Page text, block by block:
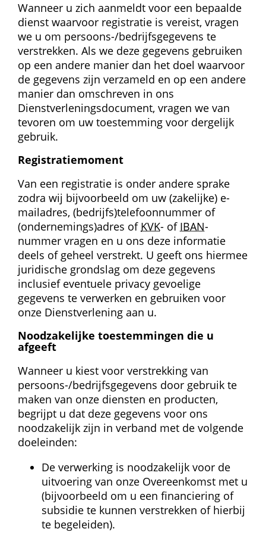
Wanneer u zich aanmeldt voor een bepaalde
dienst waarvoor registratie is vereist, vragen
we u om persoons-/bedrijfsgegevens te
verstrekken. Als we deze gegevens gebruiken
op een andere manier dan het doel waarvoor
de gegevens zijn verzameld en op een andere
manier dan omschreven in ons
Dienstverleningsdocument, vragen we van
tevoren om uw toestemming voor dergelijk
gebruik.
Registratie­moment
Van een registratie is onder andere sprake
zodra wij bijvoorbeeld om uw (zakelijke) e-
mailadres, (bedrijfs)telefoonnummer of
(ondernemings)adres of KVK- of IBAN-
nummer vragen en u ons deze informatie
deels of geheel verstrekt. U geeft ons hiermee
juridische grondslag om deze gegevens
inclusief eventuele privacy gevoelige
gegevens te verwerken en gebruiken voor
onze Dienstverlening aan u.
Noodzakelijke toestemmingen die u
afgeeft
Wanneer u kiest voor verstrekking van
persoons-/bedrijfsgegevens door gebruik te
maken van onze diensten en producten,
begrijpt u dat deze gegevens voor ons
noodzakelijk zijn in verband met de volgende
doeleinden:
De verwerking is noodzakelijk voor de
uitvoering van onze Overeenkomst met u
(bijvoorbeeld om u een financiering of
subsidie te kunnen verstrekken of hierbij
te begeleiden).